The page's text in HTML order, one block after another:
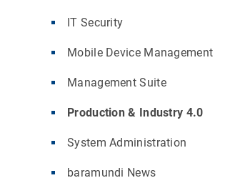
IT Security
Mobile Device Management
Management Suite
Production & Industry 4.0
System Administration
baramundi News